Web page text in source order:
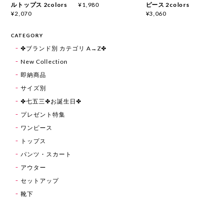
ルトップス 2colors
¥2,070
¥1,980
ピース 2colors
¥3,060
CATEGORY
✤ブランド別 カテゴリ A→Z✤
New Collection
即納商品
サイズ別
✤七五三✤お誕生日✤
プレゼント特集
ワンピース
トップス
パンツ・スカート
アウター
セットアップ
靴下